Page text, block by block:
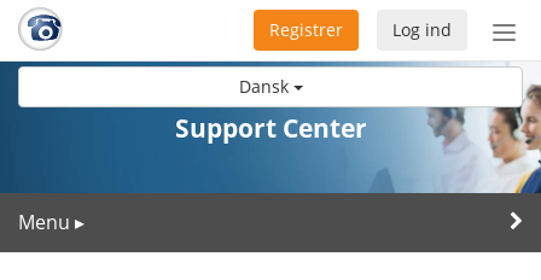
Dansk
Slå
til/
Log ind
Registrer
Support Center
Menu ▸